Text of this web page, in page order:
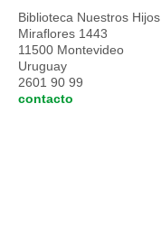
Biblioteca Nuestros Hijos
Miraflores 1443
11500 Montevideo
Uruguay
2601 90 99
contacto